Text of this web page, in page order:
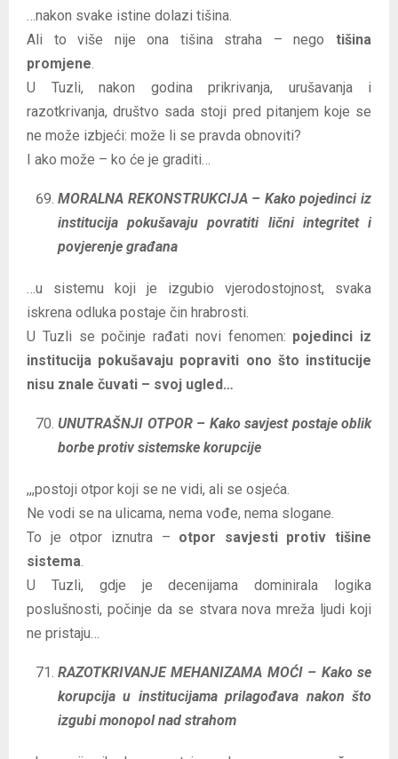
…nakon svake istine dolazi tišina.
Ali to više nije ona tišina straha – nego tišina
promjene.
U Tuzli, nakon godina prikrivanja, urušavanja i
razotkrivanja, društvo sada stoji pred pitanjem koje se
ne može izbjeći: može li se pravda obnoviti?
I ako može – ko će je graditi…
MORALNA REKONSTRUKCIJA – Kako pojedinci iz
institucija pokušavaju povratiti lični integritet i
povjerenje građana
…u sistemu koji je izgubio vjerodostojnost, svaka
iskrena odluka postaje čin hrabrosti.
U Tuzli se počinje rađati novi fenomen: pojedinci iz
institucija pokušavaju popraviti ono što institucije
nisu znale čuvati – svoj ugled…
UNUTRAŠNJI OTPOR – Kako savjest postaje oblik
borbe protiv sistemske korupcije
,,,postoji otpor koji se ne vidi, ali se osjeća.
Ne vodi se na ulicama, nema vođe, nema slogane.
To je otpor iznutra – otpor savjesti protiv tišine
sistema.
U Tuzli, gdje je decenijama dominirala logika
poslušnosti, počinje da se stvara nova mreža ljudi koji
ne pristaju…
RAZOTKRIVANJE MEHANIZAMA MOĆI – Kako se
korupcija u institucijama prilagođava nakon što
izgubi monopol nad strahom